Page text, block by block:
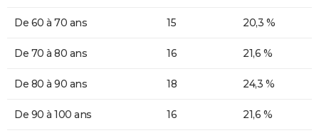
De 60 à 70 ans 15 20,3 %
De 70 à 80 ans 16 21,6 %
De 80 à 90 ans 18 24,3 %
De 90 à 100 ans 16 21,6 %